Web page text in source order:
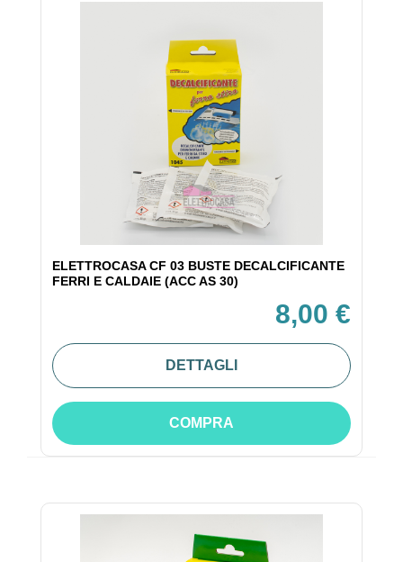
ELETTROCASA CF 03 BUSTE DECALCIFICANTE
FERRI E CALDAIE (ACC AS 30)
8,00 €
DETTAGLI
COMPRA